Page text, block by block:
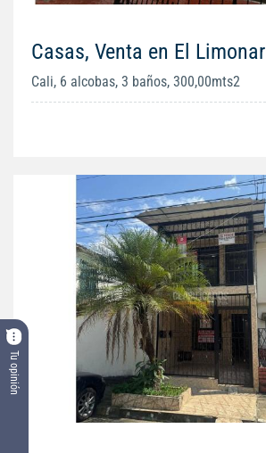
Tu opinión
Casas, Venta en El Limonar
Cali, 6 alcobas, 3 baños, 300,00mts2